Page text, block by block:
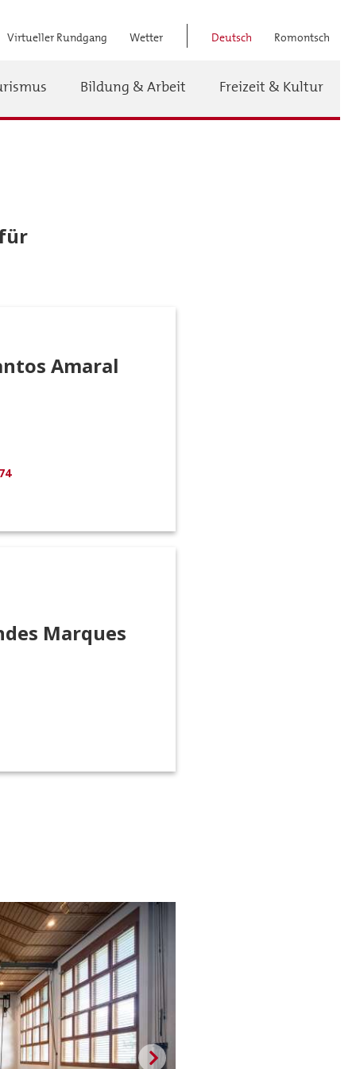
Menü
Virtueller Rundgang Wetter Deutsch Romontsch
Bildung & Arbeit Freizeit & Kultur
Amaral
Marques